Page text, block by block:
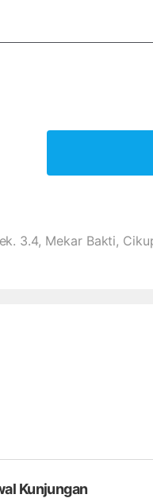
3.4, Mekar Bakti,
Kunjungan